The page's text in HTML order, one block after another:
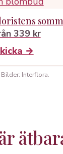
339 kr
→
Interflora.